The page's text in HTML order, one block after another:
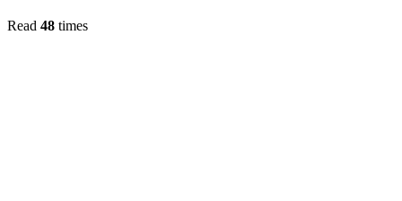
Read 48 times